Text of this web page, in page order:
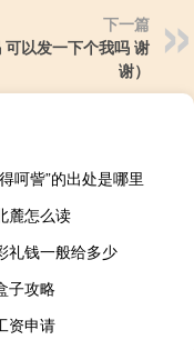
下一篇
以发一下个我吗 谢
谢）
呵訾”的出处是哪里
麓怎么读
礼钱一般给多少
子攻略
资申请